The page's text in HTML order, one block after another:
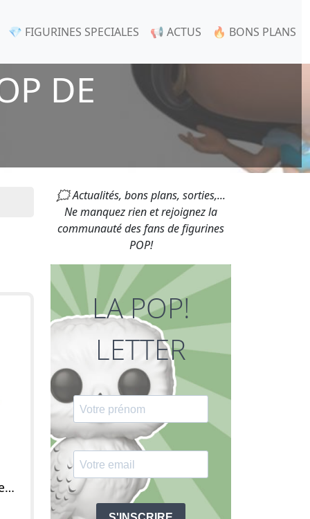
💎 FIGURINES SPECIALES 📢 ACTUS 🔥 BONS PLANS
DE
Figurine POP Génie avec lampe (Diamond Glitter)
🗯 Actualités, bons plans, sorties,...
Ne manquez rien et rejoignez la
communauté des fans de figurines
POP!
LA POP!
LETTER